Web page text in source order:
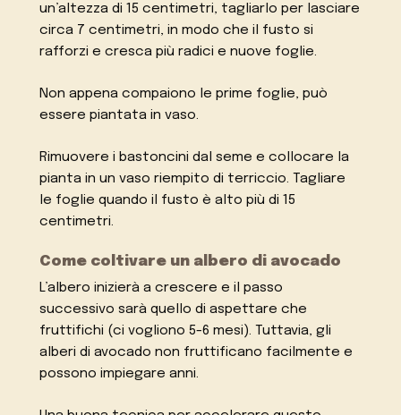
un’altezza di 15 centimetri, tagliarlo per lasciare
circa 7 centimetri, in modo che il fusto si
rafforzi e cresca più radici e nuove foglie.
Non appena compaiono le prime foglie, può
essere piantata in vaso.
Rimuovere i bastoncini dal seme e collocare la
pianta in un vaso riempito di terriccio. Tagliare
le foglie quando il fusto è alto più di 15
centimetri.
Come coltivare un albero di avocado
L’albero inizierà a crescere e il passo
successivo sarà quello di aspettare che
fruttifichi (ci vogliono 5-6 mesi). Tuttavia, gli
alberi di avocado non fruttificano facilmente e
possono impiegare anni.